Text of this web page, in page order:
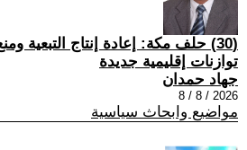
(30) حلف مكة: إعادة إنتاج التبعية
توازنات إقليمية جديدة
جهاد حمدان
2026 / 8 / 8
مواضيع وابحاث سياسية